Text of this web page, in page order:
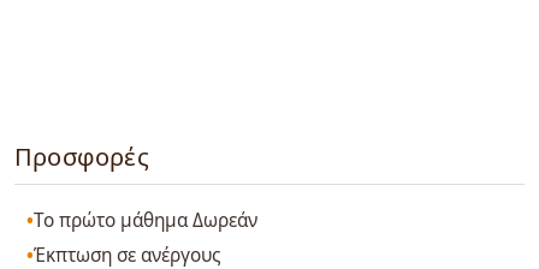
Προσφορές
Το πρώτο μάθημα Δωρεάν
Έκπτωση σε ανέργους